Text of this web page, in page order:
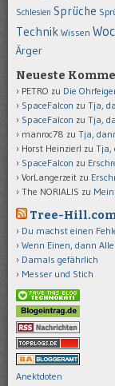
Schlesien Sprüche
Technik Wissen
Ärger
Neueste
PETRO zu Die
SpaceFalcon zu Tja,
SpaceFalcon zu Tja,
manroc78 zu Tja,
Horst Heinzierl zu Tja,
SpaceFalcon zu
VorLangerzeit zu
The NORIALIS zu
Tree-
Du machst einen
Wenn Einen, dann Alle
Damals gefährlich
Messer und Stich
Anektdoten